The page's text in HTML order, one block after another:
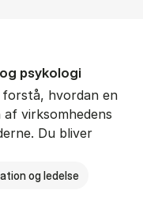
psy­ko­lo­gi
hvordan en
virksomhedens
Du bliver
og ledelse